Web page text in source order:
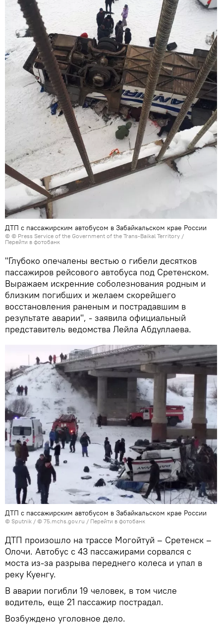
ДТП с пассажирским автобусом в Забайкальском крае России
© © Press Service of the Government of the Trans-Baikal Territory /
Перейти в фотобанк
"Глубоко опечалены вестью о гибели десятков
пассажиров рейсового автобуса под Сретенском.
Выражаем искренние соболезнования родным и
близким погибших и желаем скорейшего
восстановления раненым и пострадавшим в
результате аварии", - заявила официальный
представитель ведомства Лейла Абдуллаева.
ДТП с пассажирским автобусом в Забайкальском крае России
© Sputnik / © 75.mchs.gov.ru / Перейти в фотобанк
ДТП произошло на трассе Могойтуй – Сретенск –
Олочи. Автобус с 43 пассажирами сорвался с
моста из-за разрыва переднего колеса и упал в
реку Куенгу.
В аварии погибли 19 человек, в том числе
водитель, еще 21 пассажир пострадал.
Возбуждено уголовное дело.